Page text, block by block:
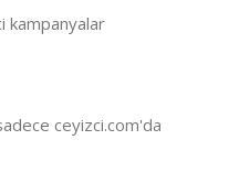
kampanyalar
ceyizci.com'da